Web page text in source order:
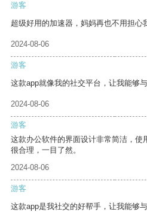
游客
超级好用的加速器，妈妈再也不用担心
2024-08-06
游客
这款app就像我的社交平台，让我能够
2024-08-06
游客
这款办公软件的界面设计非常简洁，使
很合理，一目了然。
2024-08-06
游客
这款app是我社交的好帮手，让我能够